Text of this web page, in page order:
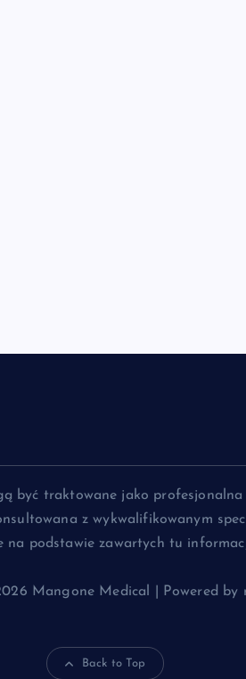
być traktowane jako
z wykwalifikowanym
na podstawie zawartych tu
Mangone Medical | Powered by
Back to Top